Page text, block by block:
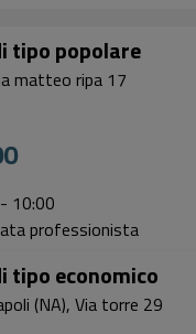
tipo popolare
matteo ripa 17
10:00
professionista
tipo economico
(NA), Via torre 29